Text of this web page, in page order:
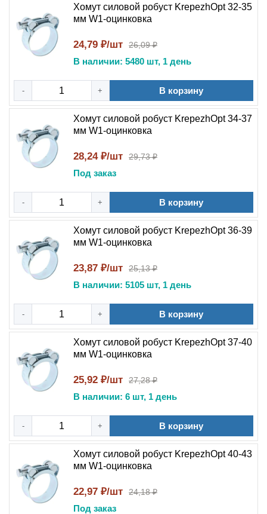
Хомут силовой робуст KrepezhOpt 32-35
мм W1-оцинковка
24,79 ₽/шт 26,09 ₽
В наличии: 5480 шт, 1 день
- + В корзину
Хомут силовой робуст KrepezhOpt 34-37
мм W1-оцинковка
28,24 ₽/шт 29,73 ₽
Под заказ
- + В корзину
Хомут силовой робуст KrepezhOpt 36-39
мм W1-оцинковка
23,87 ₽/шт 25,13 ₽
В наличии: 5105 шт, 1 день
- + В корзину
Хомут силовой робуст KrepezhOpt 37-40
мм W1-оцинковка
25,92 ₽/шт 27,28 ₽
В наличии: 6 шт, 1 день
- + В корзину
Хомут силовой робуст KrepezhOpt 40-43
мм W1-оцинковка
22,97 ₽/шт 24,18 ₽
Под заказ